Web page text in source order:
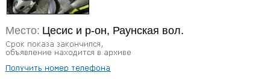
Место: Цесис и р-он, Раунская вол.